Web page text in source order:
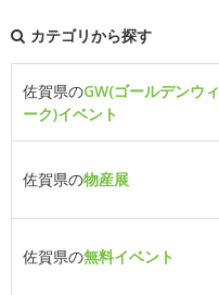
カテゴリから探す
佐賀県のGW(ゴールデンウィ
ーク)イベント
佐賀県の物産展
佐賀県の無料イベント